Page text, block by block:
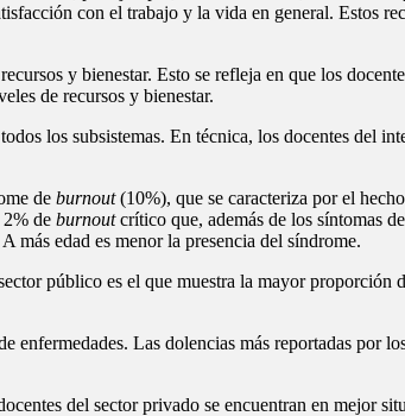
con el trabajo y la vida en general. Estos
y bienestar. Esto se refleja en que los
de recursos y bienestar.
los subsistemas. En técnica, los docentes del
de burnout(10%), que se caracteriza por el
de burnoutcrítico que, además de los síntomas
A más edad es menor la presencia del síndrome.
público es el que muestra la mayor proporción
Las dolencias más reportadas por
del sector privado se encuentran en mejor